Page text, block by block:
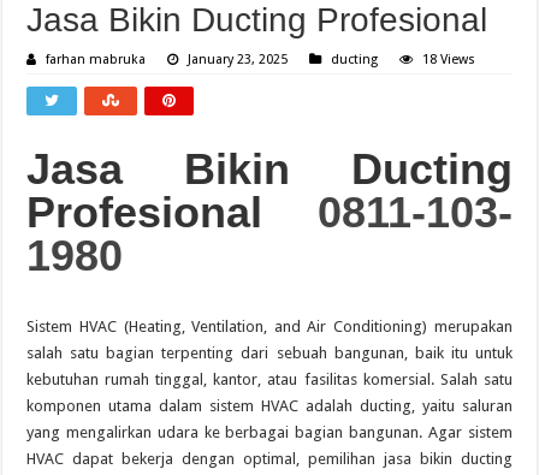
Jasa Bikin Ducting Profesional
farhan mabruka January 23, 2025 ducting 18 Views
Jasa Bikin Ducting
Profesional 0811-103-
1980
Sistem HVAC (Heating, Ventilation, and Air Conditioning) merupakan
salah satu bagian terpenting dari sebuah bangunan, baik itu untuk
kebutuhan rumah tinggal, kantor, atau fasilitas komersial. Salah satu
komponen utama dalam sistem HVAC adalah ducting, yaitu saluran
yang mengalirkan udara ke berbagai bagian bangunan. Agar sistem
HVAC dapat bekerja dengan optimal, pemilihan jasa bikin ducting